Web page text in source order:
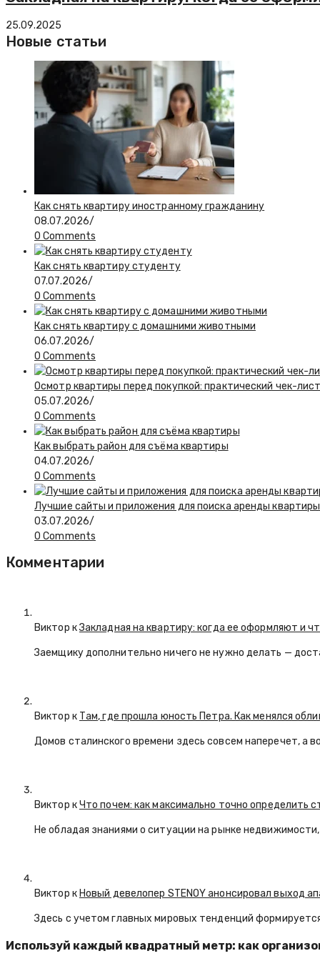
25.09.2025
Новые статьи
Как снять квартиру иностранному гражданину
08.07.2026/
0 Comments
Как снять квартиру студенту
07.07.2026/
0 Comments
Как снять квартиру с домашними животными
06.07.2026/
0 Comments
Осмотр квартиры перед покупкой: практический чек-
05.07.2026/
0 Comments
Как выбрать район для съёма квартиры
04.07.2026/
0 Comments
Лучшие сайты и приложения для поиска аренды
03.07.2026/
0 Comments
Комментарии
Виктор кЗакладная на квартиру: когда ее оформляют и
Заемщику дополнительно ничего не нужно делать —
Виктор к Там, где прошла юность Петра. Как менялся
Домов сталинского времени здесь совсем наперечет, а
Виктор кЧто почем: как максимально точно определить
Не обладая знаниями о ситуации на рынке
Виктор к Новый девелопер STENOY анонсировал выход
Здесь с учетом главных мировых тенденций
Используй каждый квадратный метр: как